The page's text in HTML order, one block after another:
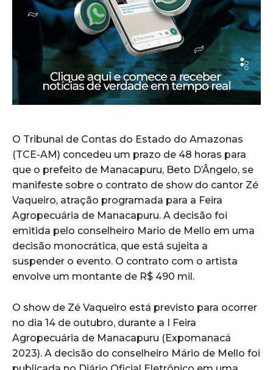
O Tribunal de Contas do Estado do Amazonas
(TCE-AM) concedeu um prazo de 48 horas para
que o prefeito de Manacapuru, Beto D’Ângelo, se
manifeste sobre o contrato de show do cantor Zé
Vaqueiro, atração programada para a Feira
Agropecuária de Manacapuru. A decisão foi
emitida pelo conselheiro Mario de Mello em uma
decisão monocrática, que está sujeita a
suspender o evento. O contrato com o artista
envolve um montante de R$ 490 mil.
O show de Zé Vaqueiro está previsto para ocorrer
no dia 14 de outubro, durante a I Feira
Agropecuária de Manacapuru (Expomanacá
2023). A decisão do conselheiro Mário de Mello foi